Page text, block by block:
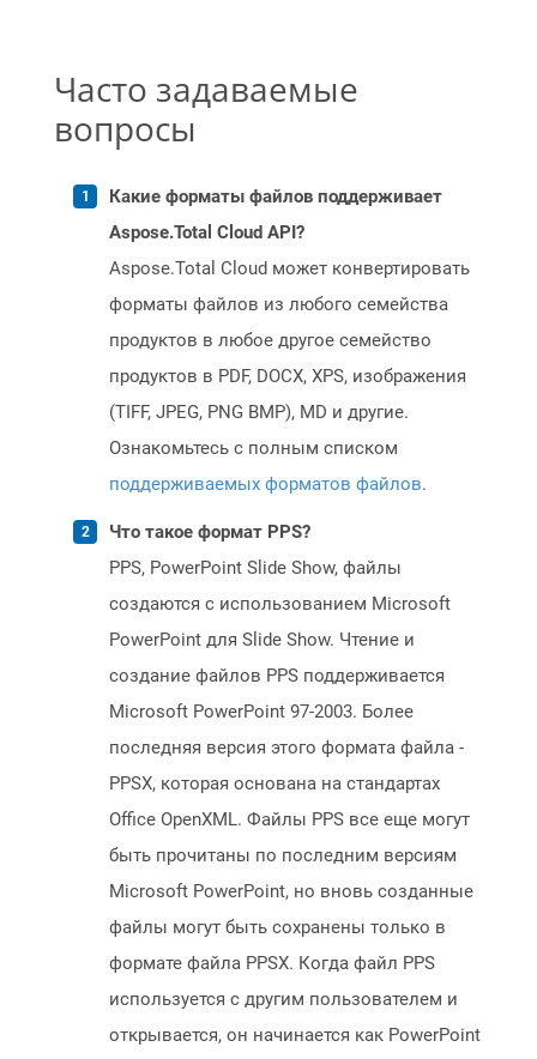
Часто задаваемые
вопросы
Какие форматы файлов поддерживает
Aspose.Total Cloud API?
Aspose.Total Cloud может конвертировать
форматы файлов из любого семейства
продуктов в любое другое семейство
продуктов в PDF, DOCX, XPS, изображения
(TIFF, JPEG, PNG BMP), MD и другие.
Ознакомьтесь с полным списком
поддерживаемых форматов файлов.
Что такое формат PPS?
PPS, PowerPoint Slide Show, файлы
создаются с использованием Microsoft
PowerPoint для Slide Show. Чтение и
создание файлов PPS поддерживается
Microsoft PowerPoint 97-2003. Более
последняя версия этого формата файла -
PPSX, которая основана на стандартах
Office OpenXML. Файлы PPS все еще могут
быть прочитаны по последним версиям
Microsoft PowerPoint, но вновь созданные
файлы могут быть сохранены только в
формате файла PPSX. Когда файл PPS
используется с другим пользователем и
открывается, он начинается как PowerPoint